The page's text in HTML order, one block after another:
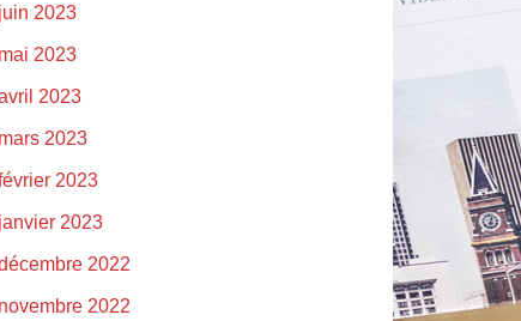
juin 2023
mai 2023
2023
mars 2023
2023
janvier 2023
2022
novembre 2022